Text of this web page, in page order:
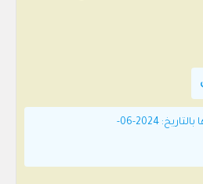
تم تحميل اللعبة وتحديثها بالتاريخ: 2024-06-